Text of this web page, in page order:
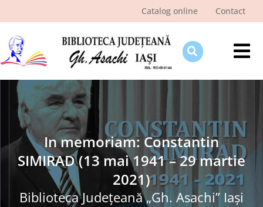
Catalog online Contact
Despre bibliotecă
Pagina cititorului
Ştiri şi evenimente
Programe şi proiecte
Interes public
In memoriam: Constantin
SIMIRAD (13 mai 1941 – 29 martie
2021)
Biblioteca Judeţeană „Gh. Asachi” Iaşi